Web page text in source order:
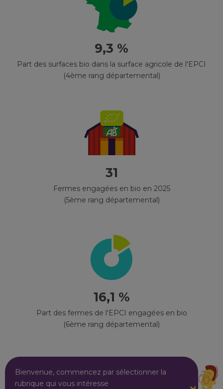
9,3 %
Part des surfaces bio dans la surface agricole de l'EPCI
(4ème rang départemental)
31
Fermes engagées en bio en 2025
(5ème rang départemental)
16,1 %
Part des fermes de l'EPCI engagées en bio
(6ème rang départemental)
Bienvenue, commencez par sélectionner la
rubrique qui vous intéresse